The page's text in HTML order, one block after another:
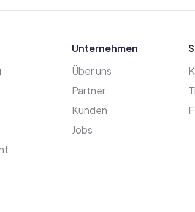
Unternehmen
Über uns
Partner
Kunden
Jobs